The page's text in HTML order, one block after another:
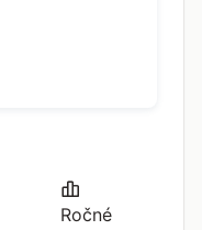
Ročné